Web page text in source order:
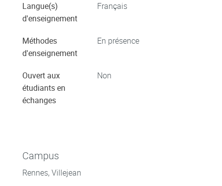
Langue(s)
d'enseignement
Français
Méthodes
d'enseignement
En présence
Ouvert aux
étudiants en
échanges
Non
Campus
Rennes, Villejean